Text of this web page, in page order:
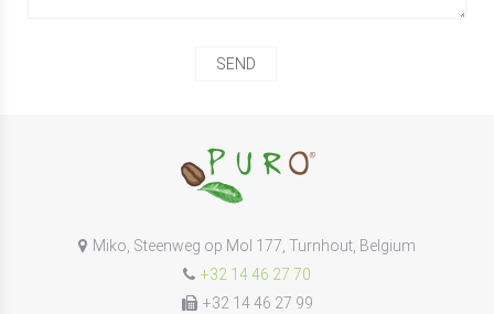
Miko, Steenweg op Mol 177, Turnhout, Belgium
+32 14 46 27 70
+32 14 46 27 99